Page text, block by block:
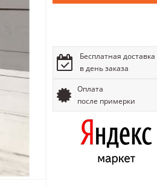
Бесплатная доставка
в день заказа
Оплата
после примерки